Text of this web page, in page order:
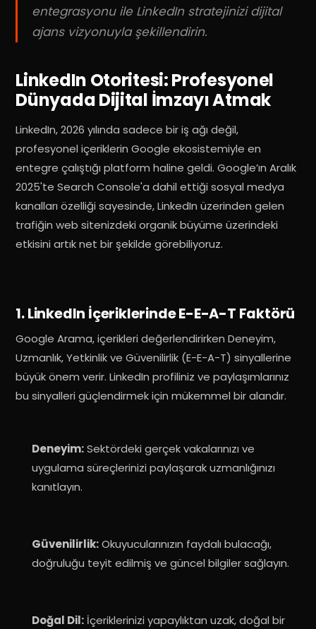
entegrasyonu ile LinkedIn stratejinizi dijital
ajans vizyonuyla şekillendirin.
LinkedIn Otoritesi: Profesyonel
Dünyada Dijital İmzayı Atmak
LinkedIn, 2026 yılında sadece bir iş ağı değil,
profesyonel içeriklerin Google ekosistemiyle en
entegre çalıştığı platform haline geldi.Google’ın Aralık
2025'te Search Console'a dahil ettiği sosyal medya
kanalları özelliği sayesinde, LinkedIn üzerinden gelen
trafiğin web sitenizdeki organik büyüme üzerindeki
etkisini artık net bir şekilde görebiliyoruz.
1. LinkedIn İçeriklerinde E-E-A-T Faktörü
Google Arama, içerikleri değerlendirirken Deneyim,
Uzmanlık, Yetkinlik ve Güvenilirlik (E-E-A-T) sinyallerine
büyük önem verir. LinkedIn profiliniz ve paylaşımlarınız
bu sinyalleri güçlendirmek için mükemmel bir alandır.
Deneyim:Sektördeki gerçek vakalarınızı ve
uygulama süreçlerinizi paylaşarak uzmanlığınızı
kanıtlayın.
Güvenilirlik:Okuyucularınızın faydalı bulacağı,
doğruluğu teyit edilmiş ve güncel bilgiler sağlayın.
Doğal Dil:İçeriklerinizi yapaylıktan uzak, doğal bir